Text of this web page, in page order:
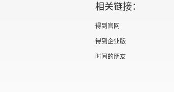
相关链接：
得到官网
得到企业版
时间的朋友